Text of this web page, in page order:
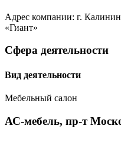
Адрес компании: г.
«Гиант»
Сфера деятельности
Вид деятельности
Мебельный салон
АС-мебель, пр-т